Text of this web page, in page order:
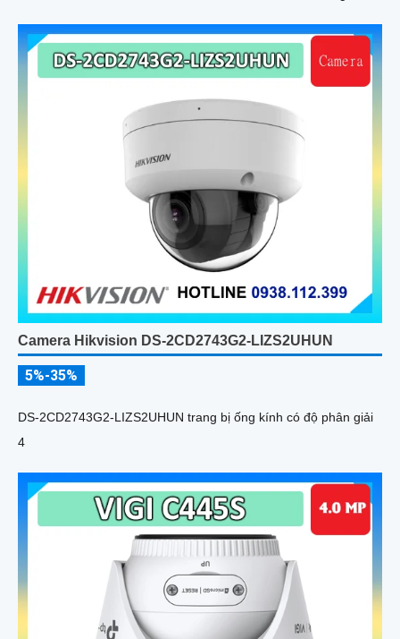
Camera Hikvision DS-2CD2743G2-LIZS2UHUN
5%-35%
DS-2CD2743G2-LIZS2UHUN trang bị ống kính có độ phân giải
4